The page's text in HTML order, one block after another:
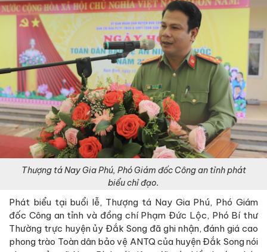
Thượng tá Nay Gia Phú, Phó Giám đốc Công an tỉnh phát
biểu chỉ đạo.
Phát biểu tại buổi lễ, Thượng tá Nay Gia Phú, Phó Giám
đốc Công an tỉnh và đồng chí Phạm Đức Lộc, Phó Bí thư
Thường trực huyện ủy Đắk Song đã ghi nhận, đánh giá cao
phong trào Toàn dân bảo vệ ANTQ của huyện Đắk Song nói